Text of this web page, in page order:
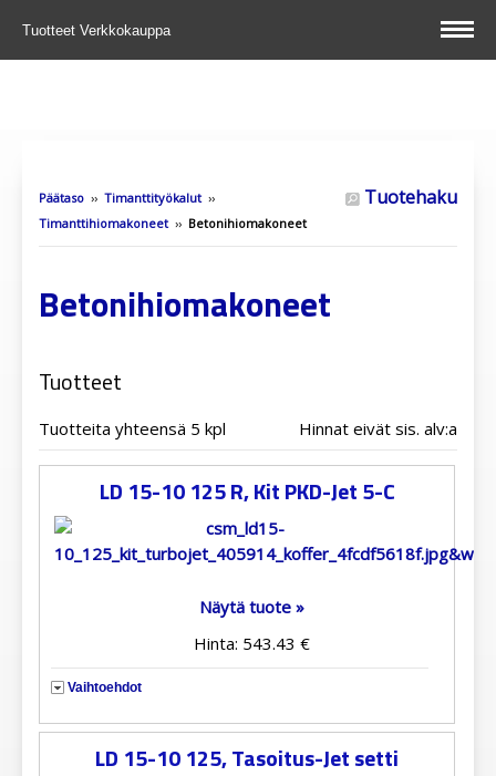
Tuotteet Verkkokauppa
Tuotehaku
Päätaso ›› Timanttityökalut››
Timanttihiomakoneet›› Betonihiomakoneet
Betonihiomakoneet
Tuotteet
Tuotteita yhteensä 5 kpl Hinnat eivät sis. alv:a
LD 15-10 125 R, Kit PKD-Jet 5-C
Näytä tuote »
Hinta: 543.43 €
Vaihtoehdot
LD 15-10 125, Tasoitus-Jet setti